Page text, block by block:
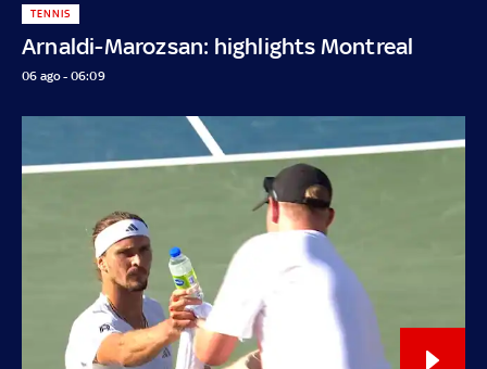
Arnaldi-Marozsan: highlights Montreal
TENNIS
06 ago - 06:09